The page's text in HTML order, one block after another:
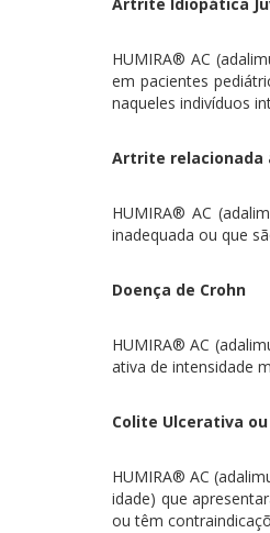
HUMIRA® AC
em pacientes
naqueles indivíduos
Artrite relacionada
HUMIRA® AC
inadequada ou que
Doença de Crohn
HUMIRA® AC
ativa de intensidade
Colite Ulcerativa
HUMIRA® AC
idade) que
ou têm